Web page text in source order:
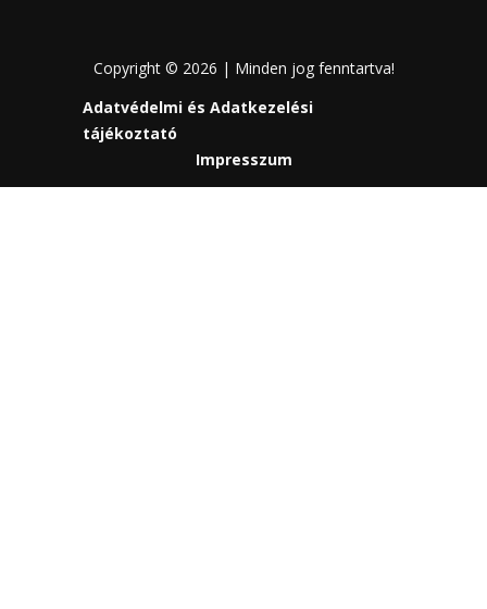
Copyright © 2026 | Minden jog fenntartva!
Adatvédelmi és Adatkezelési
tájékoztató
Impresszum